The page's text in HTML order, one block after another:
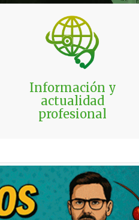
Información y
actualidad
profesional